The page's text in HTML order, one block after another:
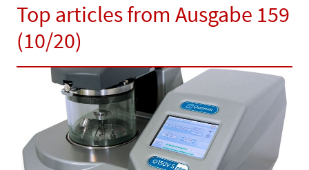
Top articles from Ausgabe 159
(10/20)